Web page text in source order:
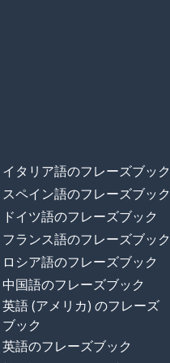
イタリア語のフレーズブック
スペイン語のフレーズブック
ドイツ語のフレーズブック
フランス語のフレーズブック
ロシア語のフレーズブック
中国語のフレーズブック
英語 (アメリカ) のフレーズ
ブック
英語のフレーズブック